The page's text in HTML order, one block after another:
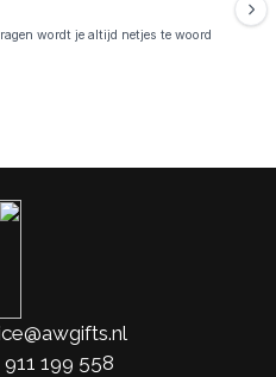
wordt je altijd netjes te woord
911 199 558